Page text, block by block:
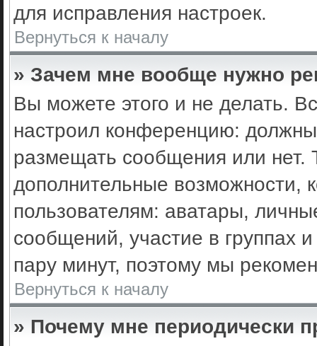
для исправления настроек.
Вернуться к началу
» Зачем мне вообще нужно
Вы можете этого и не делать.
настроил конференцию:
размещать сообщения или нет.
дополнительные возможности,
пользователям: аватары,
сообщений, участие в группах
пару минут, поэтому мы
Вернуться к началу
» Почему мне периодически